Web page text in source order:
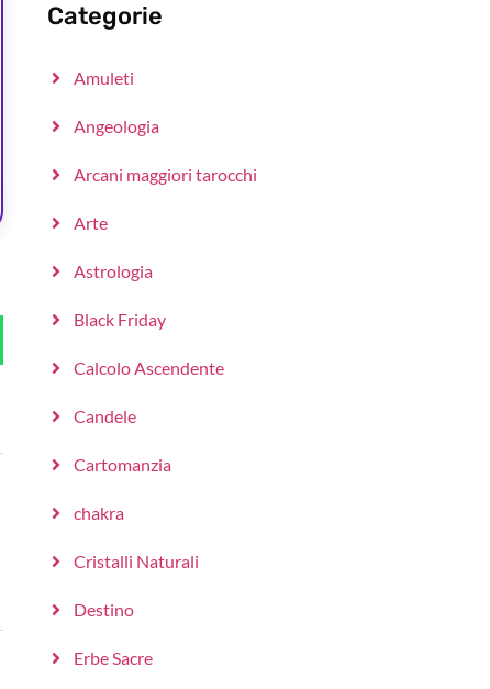
Categorie
Amuleti
Angeologia
Arcani maggiori tarocchi
Arte
Astrologia
Black Friday
Calcolo Ascendente
Candele
Cartomanzia
chakra
Cristalli Naturali
Destino
Erbe Sacre